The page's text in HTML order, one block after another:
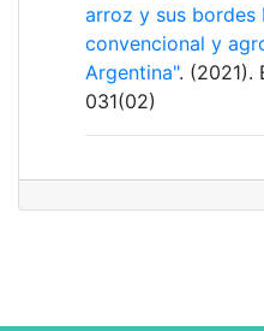
arroz y sus bordes
convencional y
Argentina". (2021).
031(02)